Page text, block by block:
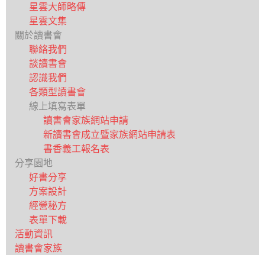
星雲大師略傳
星雲文集
關於讀書會
聯絡我們
談讀書會
認識我們
各類型讀書會
線上填寫表單
讀書會家族網站申請
新讀書會成立暨家族網站申請表
書香義工報名表
分享園地
好書分享
方案設計
經營秘方
表單下載
活動資訊
讀書會家族